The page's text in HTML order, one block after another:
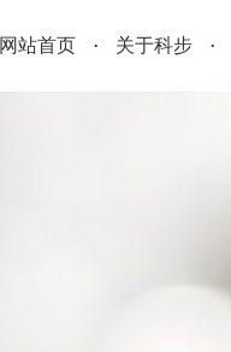
网站首页 关于科步